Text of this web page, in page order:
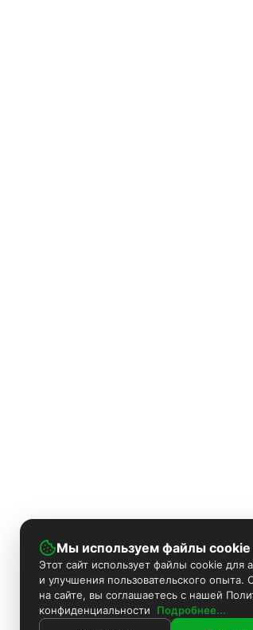
Мы используем файлы cookie
Этот сайт использует файлы cookie для
и улучшения пользовательского опыта.
на сайте, вы соглашаетесь с нашей
конфиденциальности
Подробнее...